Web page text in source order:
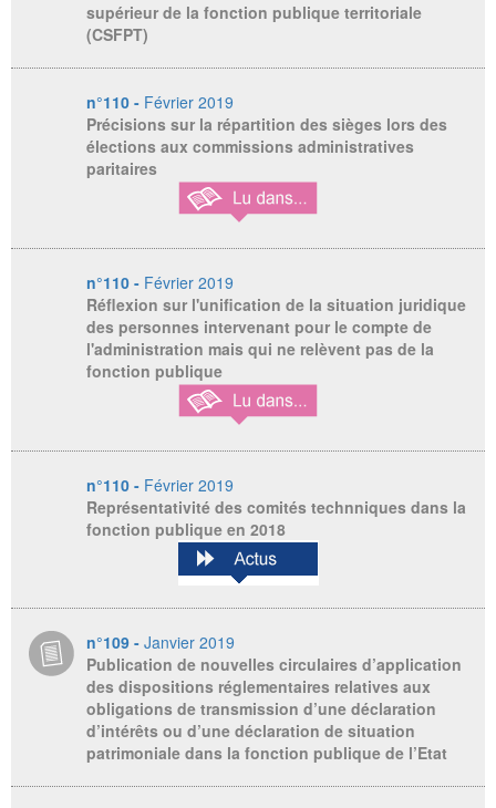
supérieur de la fonction publique territoriale
(CSFPT)
n°110 - Février 2019
Précisions sur la répartition des sièges lors des
élections aux commissions administratives
paritaires
n°110 - Février 2019
Réflexion sur l'unification de la situation juridique
des personnes intervenant pour le compte de
l'administration mais qui ne relèvent pas de la
fonction publique
n°110 - Février 2019
Représentativité des comités technniques dans la
fonction publique en 2018
n°109 - Janvier 2019
Publication de nouvelles circulaires d’application
des dispositions réglementaires relatives aux
obligations de transmission d’une déclaration
d’intérêts ou d’une déclaration de situation
patrimoniale dans la fonction publique de l’Etat